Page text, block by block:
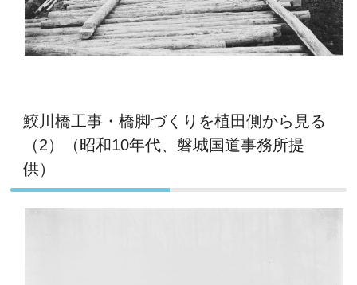
鮫川橋工事・橋脚づくりを植田側から見る
（2）（昭和10年代、磐城国道事務所提
供）